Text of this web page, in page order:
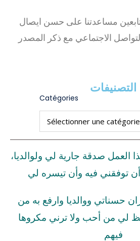
مساعدتنا على حسن ايصال
الاجتماعي مع ذكر المصدر
التصنيفات
Catégories
العمل صدقة جارية لي ولوالديا،
توفقني فيه وأن تيسره لي
حسناتي ووالديا وارفع به من
لي من أحب ولا ترني مكروها
فيهم